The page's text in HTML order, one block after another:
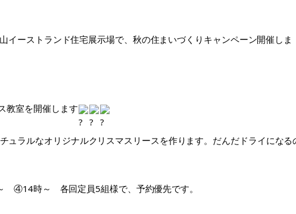
イーストランド住宅展示場で、秋の住まいづくりキャンペーン開催しま
教室を開催します
ュラルなオリジナルクリスマスリースを作ります。だんだドライになる
④14時～　各回定員5組様で、予約優先です。